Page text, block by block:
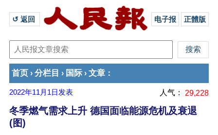
↺ 返回 电子报 正體版
首页 › 分栏目 › 国际 › 文章 ：
2022年11月1日 发表 人气： 29,228
冬季燃气需求上升 德国面临能源危机及衰退
(图)